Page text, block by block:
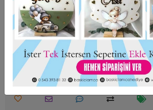
Hızlı Gönderi Güvenli Alışveriş